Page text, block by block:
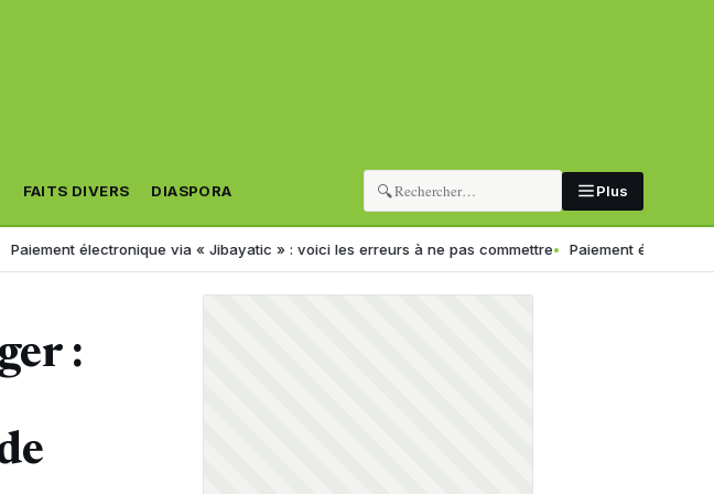
FAITS DIVERS DIASPORA 🔍 Plus
via « Jibayatic » : voici les erreurs à ne pas commettre Paiement électronique en
: